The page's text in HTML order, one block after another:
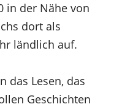
in der Nähe von
dort als
ländlich auf.
das Lesen, das
Geschichten